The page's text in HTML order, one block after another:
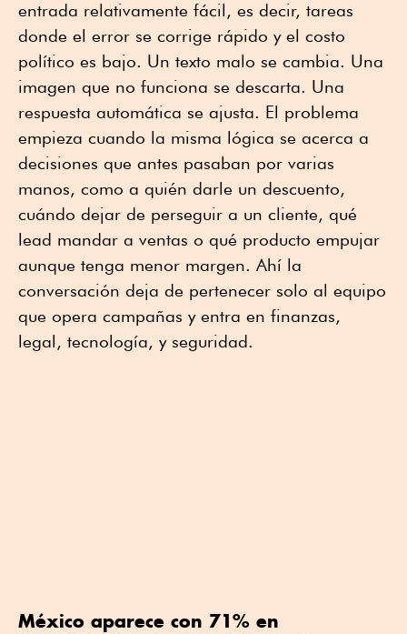
entrada relativamente fácil, es decir, tareas
donde el error se corrige rápido y el costo
político es bajo. Un texto malo se cambia. Una
imagen que no funciona se descarta. Una
respuesta automática se ajusta. El problema
empieza cuando la misma lógica se acerca a
decisiones que antes pasaban por varias
manos, como a quién darle un descuento,
cuándo dejar de perseguir a un cliente, qué
lead mandar a ventas o qué producto empujar
aunque tenga menor margen. Ahí la
conversación deja de pertenecer solo al equipo
que opera campañas y entra en finanzas,
legal, tecnología, y seguridad.
México aparece con 71% en